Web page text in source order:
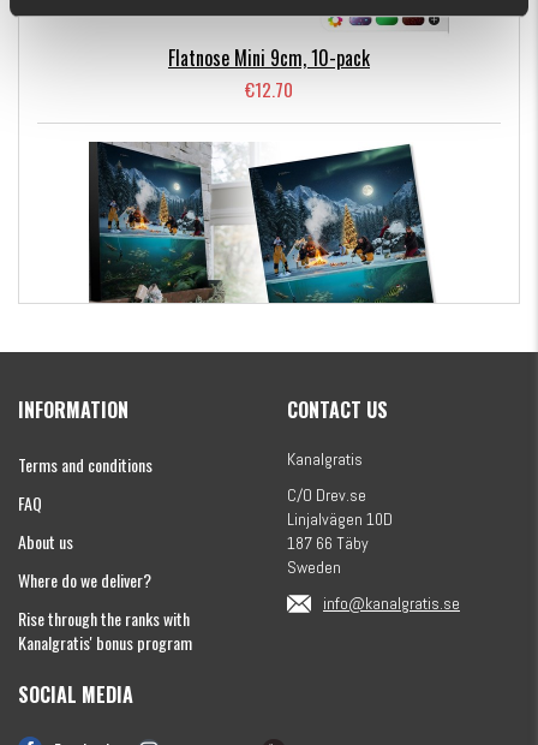
Flatnose Mini 9cm, 10-pack
€12.70
€154.86
INFORMATION
Terms and conditions
FAQ
About us
Where do we deliver?
Rise through the ranks with
Kanalgratis' bonus program
CONTACT US
Kanalgratis
C/O Drev.se
Linjalvägen 10D
187 66 Täby
Sweden
info@kanalgratis.se
SOCIAL MEDIA